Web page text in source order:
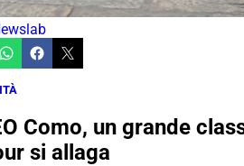
Como, un grande
si allaga